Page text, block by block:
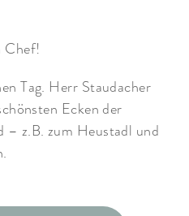
Chef!
Tag. Herr Staudacher
Ecken der
– z.B. zum Heustadl und